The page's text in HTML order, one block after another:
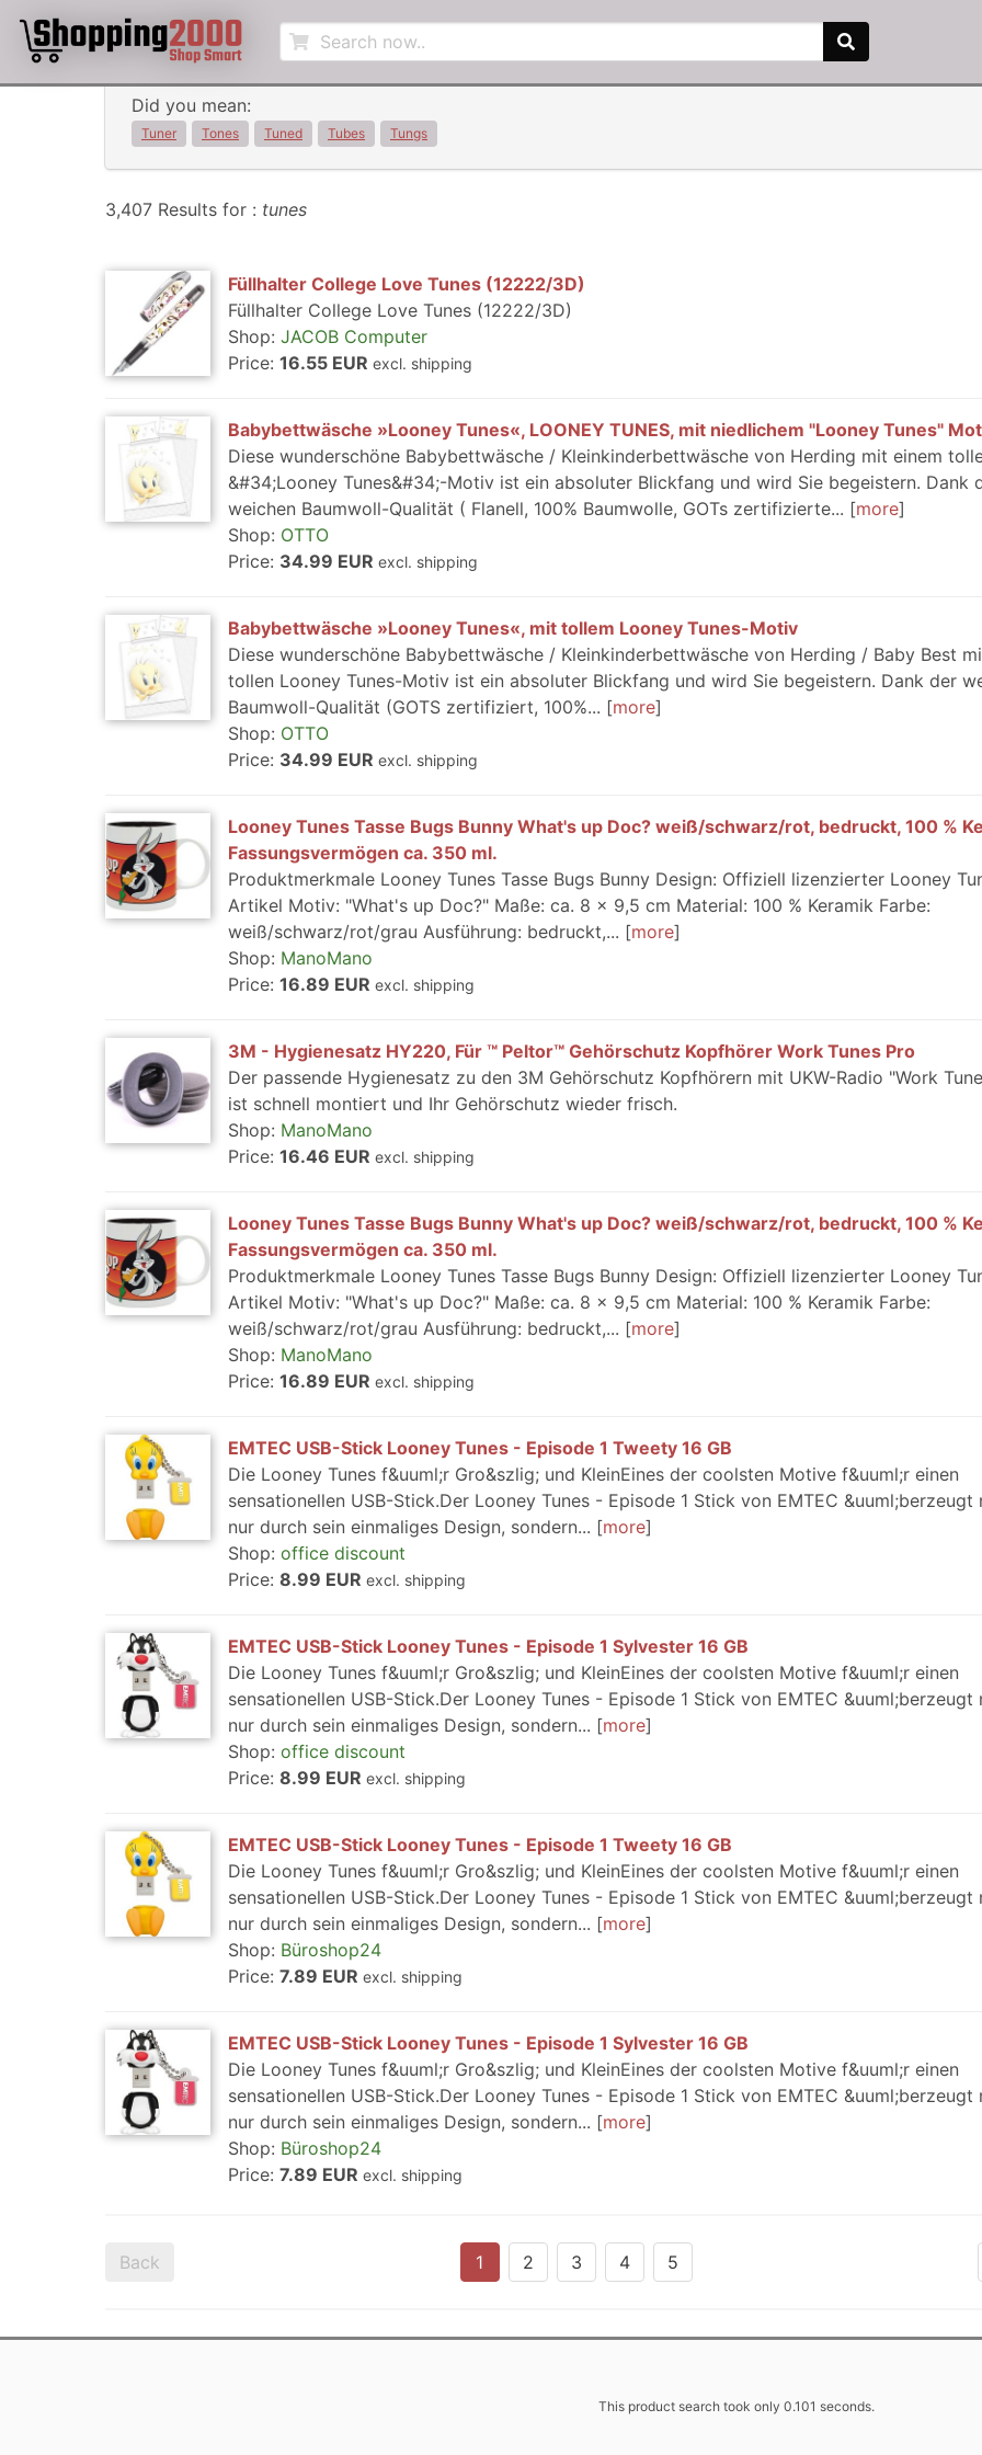
Did you mean:
Tuner Tones Tuned Tubes Tungs
3,407 Results for : tunes
Füllhalter College Love Tunes (12222/3D)
Füllhalter College Love Tunes (12222/3D)
Shop: JACOB Computer
Price: 16.55 EUR excl. shipping
Babybettwäsche »Looney Tunes«, LOONEY TUNES, mit niedlichem "Looney Tunes"
Diese wunderschöne Babybettwäsche / Kleinkinderbettwäsche von Herding mit einem
&#34;Looney Tunes&#34;-Motiv ist ein absoluter Blickfang und wird Sie begeistern. Dank
weichen Baumwoll-Qualität ( Flanell, 100% Baumwolle, GOTs zertifizierte...
more
Shop: OTTO
Price: 34.99 EUR excl. shipping
Babybettwäsche »Looney Tunes«, mit tollem Looney Tunes-Motiv
Diese wunderschöne Babybettwäsche / Kleinkinderbettwäsche von Herding / Baby Best
tollen Looney Tunes-Motiv ist ein absoluter Blickfang und wird Sie begeistern. Dank der
Baumwoll-Qualität (GOTS zertifiziert, 100%...
more
Shop: OTTO
Price: 34.99 EUR excl. shipping
Looney Tunes Tasse Bugs Bunny What's up Doc? weiß/schwarz/rot, bedruckt, 100 %
Fassungsvermögen ca. 350 ml.
Produktmerkmale Looney Tunes Tasse Bugs Bunny Design: Offiziell lizenzierter Looney
Artikel Motiv: "What's up Doc?" Maße: ca. 8 x 9,5 cm Material: 100 % Keramik Farbe:
weiß/schwarz/rot/grau Ausführung: bedruckt,...
more
Shop: ManoMano
Price: 16.89 EUR excl. shipping
3M - Hygienesatz HY220, Für ™ Peltor™ Gehörschutz Kopfhörer Work Tunes Pro
Der passende Hygienesatz zu den 3M Gehörschutz Kopfhörern mit UKW-Radio "Work
ist schnell montiert und Ihr Gehörschutz wieder frisch.
Shop: ManoMano
Price: 16.46 EUR excl. shipping
Looney Tunes Tasse Bugs Bunny What's up Doc? weiß/schwarz/rot, bedruckt, 100 %
Fassungsvermögen ca. 350 ml.
Produktmerkmale Looney Tunes Tasse Bugs Bunny Design: Offiziell lizenzierter Looney
Artikel Motiv: "What's up Doc?" Maße: ca. 8 x 9,5 cm Material: 100 % Keramik Farbe:
weiß/schwarz/rot/grau Ausführung: bedruckt,...
more
Shop: ManoMano
Price: 16.89 EUR excl. shipping
EMTEC USB-Stick Looney Tunes - Episode 1 Tweety 16 GB
Die Looney Tunes f&uuml;r Gro&szlig; und KleinEines der coolsten Motive f&uuml;r einen
sensationellen USB-Stick.Der Looney Tunes - Episode 1 Stick von EMTEC &uuml;berzeugt
nur durch sein einmaliges Design, sondern...
more
Shop: office discount
Price: 8.99 EUR excl. shipping
EMTEC USB-Stick Looney Tunes - Episode 1 Sylvester 16 GB
Die Looney Tunes f&uuml;r Gro&szlig; und KleinEines der coolsten Motive f&uuml;r einen
sensationellen USB-Stick.Der Looney Tunes - Episode 1 Stick von EMTEC &uuml;berzeugt
nur durch sein einmaliges Design, sondern...
more
Shop: office discount
Price: 8.99 EUR excl. shipping
EMTEC USB-Stick Looney Tunes - Episode 1 Tweety 16 GB
Die Looney Tunes f&uuml;r Gro&szlig; und KleinEines der coolsten Motive f&uuml;r einen
sensationellen USB-Stick.Der Looney Tunes - Episode 1 Stick von EMTEC &uuml;berzeugt
nur durch sein einmaliges Design, sondern...
more
Shop: Büroshop24
Price: 7.89 EUR excl. shipping
EMTEC USB-Stick Looney Tunes - Episode 1 Sylvester 16 GB
Die Looney Tunes f&uuml;r Gro&szlig; und KleinEines der coolsten Motive f&uuml;r einen
sensationellen USB-Stick.Der Looney Tunes - Episode 1 Stick von EMTEC &uuml;berzeugt
nur durch sein einmaliges Design, sondern...
more
Shop: Büroshop24
Price: 7.89 EUR excl. shipping
Back 1 2 3 4 5
This product search took only 0.101 seconds.